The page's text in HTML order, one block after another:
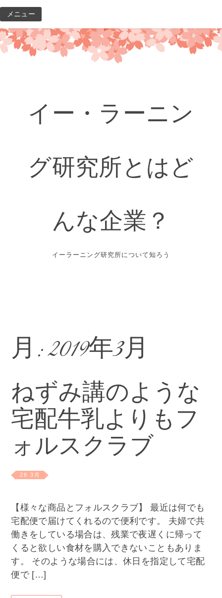
コ
ン
テ
ン
メニュー
イー・ラーニン
グ研究所とはど
んな企業？
イーラーニング研究所について知ろう
月:2019年3月
ねずみ講のような
宅配牛乳よりもフ
ォルスクラブ
28 3月
【様々な商品とフォルスクラブ】 最近は何でも
宅配便で届けてくれるので便利です。 夫婦で共
働きをしている場合は、残業で夜遅くに帰って
くると欲しい食材を購入できないこともありま
す。 そのような場合には、休日を指定して宅配
便で […]